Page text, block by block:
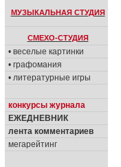
МУЗЫКАЛЬНАЯ СТУДИЯ
СМЕХО-СТУДИЯ
• веселые картинки
• графомания
• литературные игры
конкурсы журнала
ЕЖЕДНЕВНИК
лента комментариев
мегарейтинг